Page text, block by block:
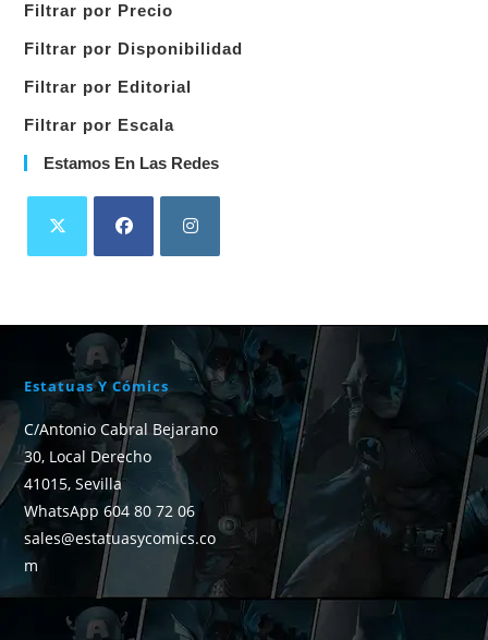
categoría
Filtrar por Precio
Filtrar por Disponibilidad
Filtrar por Editorial
Filtrar por Escala
Estamos En Las Redes
Estatuas Y Cómics
C/Antonio Cabral Bejarano
30, Local Derecho
41015, Sevilla
WhatsApp 604 80 72 06
sales@estatuasycomics.co
m